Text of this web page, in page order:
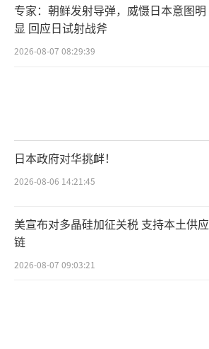
专家：朝鲜发射导弹，威慑日本意图明
显 回应日试射战斧
2026-08-07 08:29:39
日本政府对华挑衅！
2026-08-06 14:21:45
美宣布对多晶硅加征关税 支持本土供应
链
2026-08-07 09:03:21